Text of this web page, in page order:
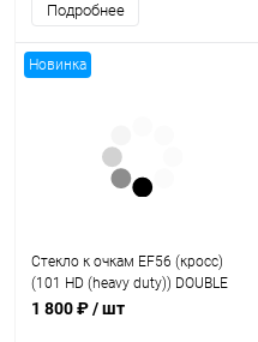
Подробнее
Новинка
Стекло к очкам EF56 (кросс)
(101 HD (heavy duty)) DOUBLE
LENS Двойное стекло
1 800 ₽/ шт